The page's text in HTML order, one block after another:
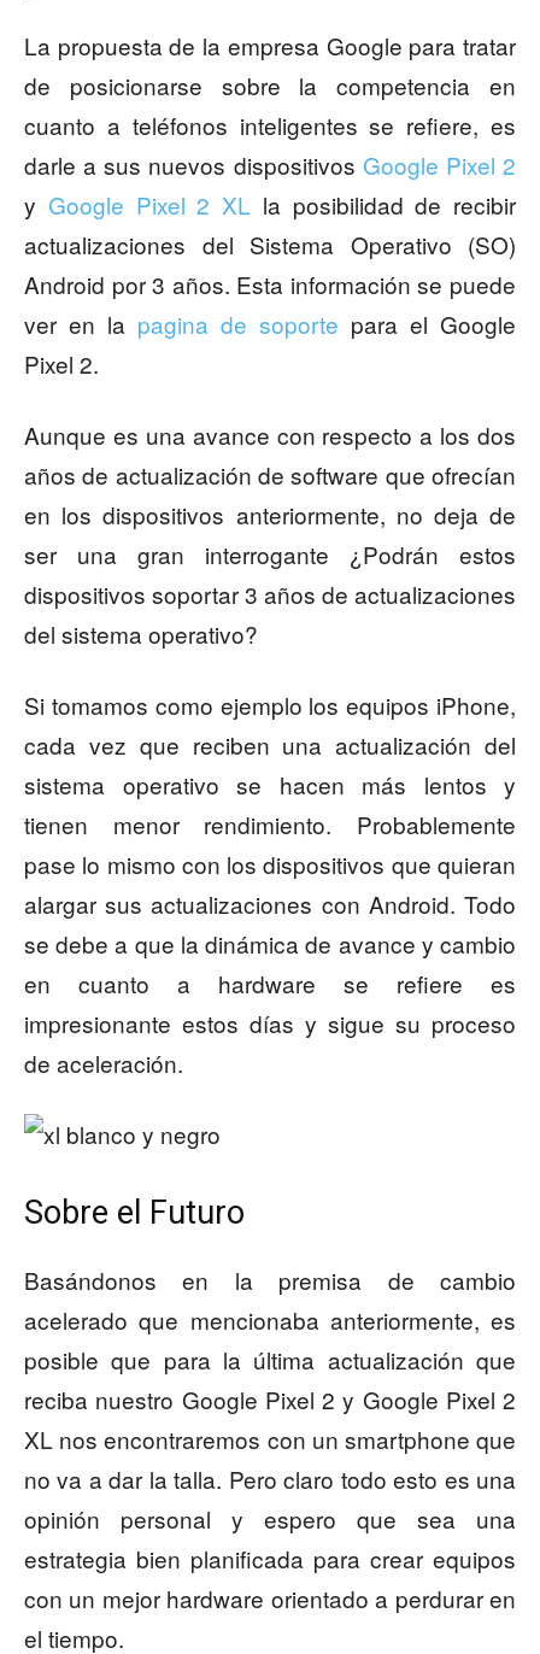
La propuesta de la empresa Google para tratar
de posicionarse sobre la competencia en
cuanto a teléfonos inteligentes se refiere, es
darle a sus nuevos dispositivos Google Pixel 2
y Google Pixel 2 XL la posibilidad de recibir
actualizaciones del Sistema Operativo (SO)
Android por 3 años. Esta información se puede
ver en la pagina de soporte para el Google
Pixel 2.
Aunque es una avance con respecto a los dos
años de actualización de software que ofrecían
en los dispositivos anteriormente, no deja de
ser una gran interrogante ¿Podrán estos
dispositivos soportar 3 años de actualizaciones
del sistema operativo?
Si tomamos como ejemplo los equipos iPhone,
cada vez que reciben una actualización del
sistema operativo se hacen más lentos y
tienen menor rendimiento. Probablemente
pase lo mismo con los dispositivos que quieran
alargar sus actualizaciones con Android. Todo
se debe a que la dinámica de avance y cambio
en cuanto a hardware se refiere es
impresionante estos días y sigue su proceso
de aceleración.
Sobre el Futuro
Basándonos en la premisa de cambio
acelerado que mencionaba anteriormente, es
posible que para la última actualización que
reciba nuestro Google Pixel 2 y Google Pixel 2
XL nos encontraremos con un smartphone que
no va a dar la talla. Pero claro todo esto es una
opinión personal y espero que sea una
estrategia bien planificada para crear equipos
con un mejor hardware orientado a perdurar en
el tiempo.